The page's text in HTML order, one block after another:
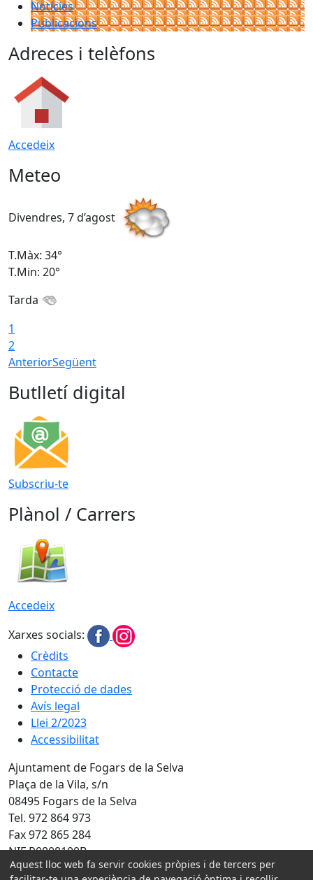
Notícies
Publicacions
Adreces i telèfons
Accedeix
Meteo
Divendres, 7 d’agost
T.Màx: 34°
T.Min: 20°
Tarda
1
2
AnteriorSegüent
Butlletí digital
Subscriu-te
Plànol / Carrers
Accedeix
Xarxes socials:
Crèdits
Contacte
Protecció de dades
Avís legal
Llei 2/2023
Accessibilitat
Ajuntament de Fogars de la Selva
Plaça de la Vila, s/n
08495 Fogars de la Selva
Tel. 972 864 973
Fax 972 865 284
NIF P0808100B
Aquest lloc web fa servir cookies pròpies i de tercers per